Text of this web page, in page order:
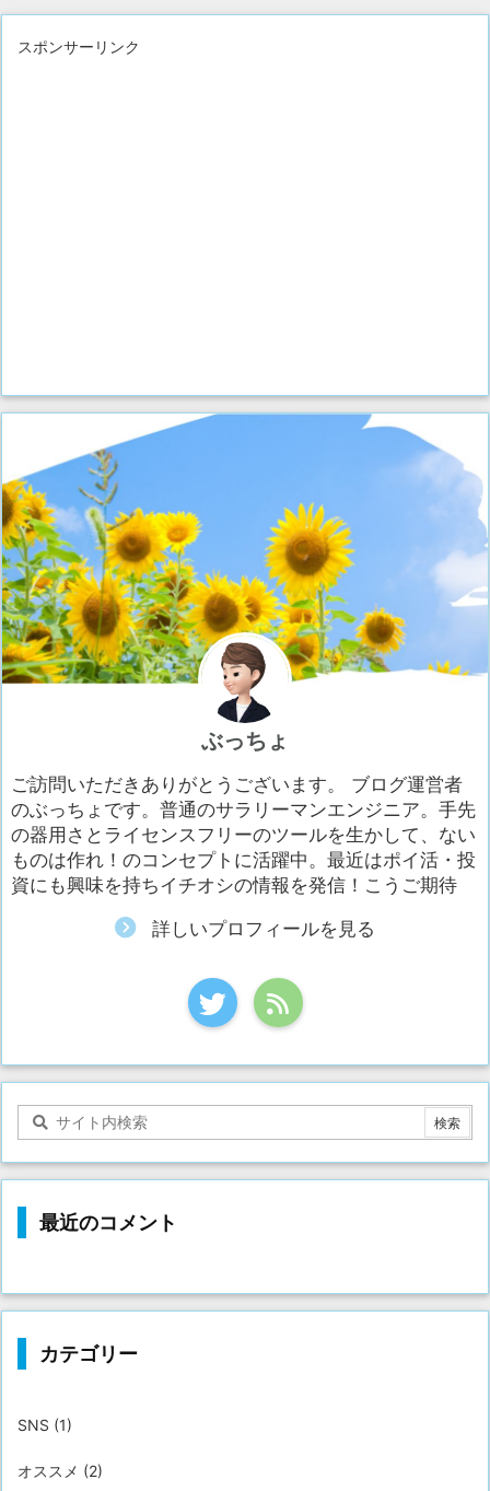
スポンサーリンク
ぶっちょ
ご訪問いただきありがとうございます。 ブログ運営者
のぶっちょです。普通のサラリーマンエンジニア。手先
の器用さとライセンスフリーのツールを生かして、ない
ものは作れ！のコンセプトに活躍中。最近はポイ活・投
資にも興味を持ちイチオシの情報を発信！こうご期待
詳しいプロフィールを見る
最近のコメント
カテゴリー
SNS (1)
オススメ (2)